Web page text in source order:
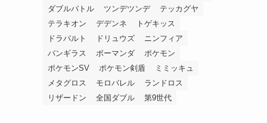
ダブルバトル
ツンデツンデ
テッカグヤ
テラキオン
デデンネ
トゲキッス
ドラパルト
ドリュウズ
ニンフィア
バンギラス
ボーマンダ
ポケモン
ポケモンSV
ポケモン剣盾
ミミッキュ
メタグロス
モロバレル
ランドロス
リザードン
全国ダブル 第9世代